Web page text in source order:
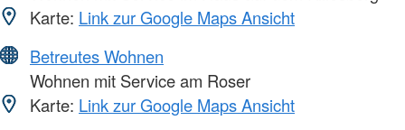
Karte: Link zur Google Maps Ansicht
Betreutes Wohnen
Wohnen mit Service am Roser
Karte: Link zur Google Maps Ansicht